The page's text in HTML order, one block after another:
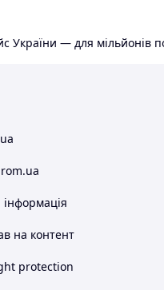
— для мільйонів
на контент
protection